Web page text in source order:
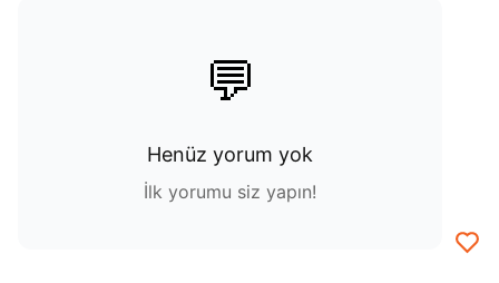
💬
Henüz yorum yok
İlk yorumu siz yapın!